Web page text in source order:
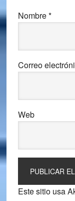
Nombre*
Correo
Web
Este sitio usa